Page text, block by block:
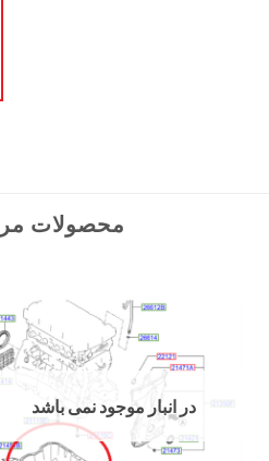
محصولات
در انبار موجود نمی باشد